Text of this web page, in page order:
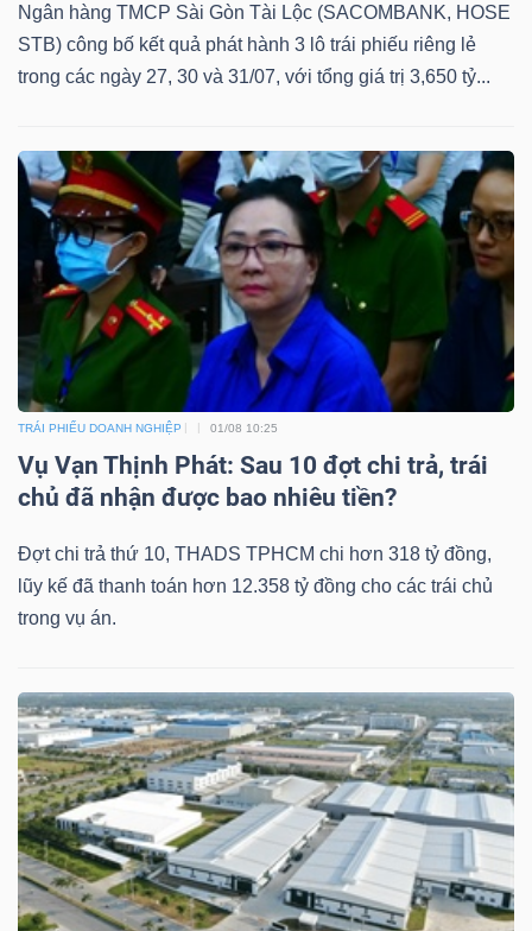
Ngân hàng TMCP Sài Gòn Tài Lộc (SACOMBANK, HOSE
STB) công bố kết quả phát hành 3 lô trái phiếu riêng lẻ
trong các ngày 27, 30 và 31/07, với tổng giá trị 3,650 tỷ...
TRÁI PHIẾU DOANH NGHIỆP 01/08 10:25
Vụ Vạn Thịnh Phát: Sau 10 đợt chi trả, trái
chủ đã nhận được bao nhiêu tiền?
Đợt chi trả thứ 10, THADS TPHCM chi hơn 318 tỷ đồng,
lũy kế đã thanh toán hơn 12.358 tỷ đồng cho các trái chủ
trong vụ án.
CHÍNH
CÔNG
NGHỆ
THÔNG
TIN
DỊCH
VỤ
TRUYỀN
THÔNG
BẤT
ĐỘNG
SẢN